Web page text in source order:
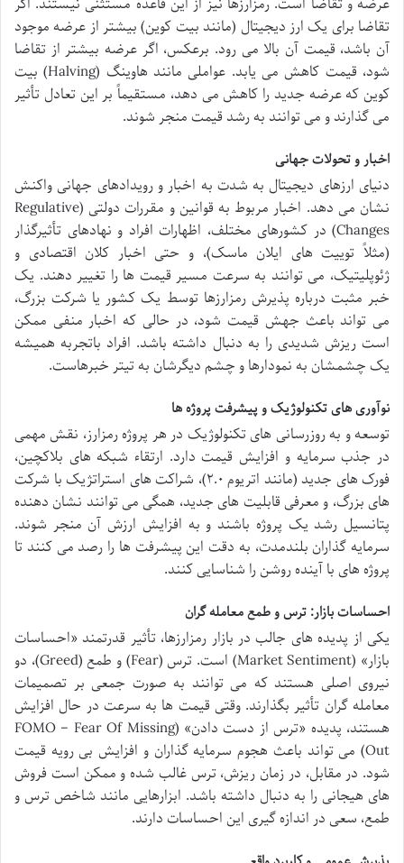
تقاضا برای یک ارز دیجیتال (مانند بیت کوین) بیشتر از عرضه موجود
آن باشد، قیمت آن بالا می رود. برعکس، اگر عرضه بیشتر از تقاضا
شود، قیمت کاهش می یابد. عواملی مانند هاوینگ (Halving) بیت
کوین که عرضه جدید را کاهش می دهد، مستقیماً بر این تعادل تأثیر
می گذارند و می توانند به رشد قیمت منجر شوند.
اخبار و تحولات جهانی
دنیای ارزهای دیجیتال به شدت به اخبار و رویدادهای جهانی واکنش
نشان می دهد. اخبار مربوط به قوانین و مقررات دولتی (Regulative
Changes) در کشورهای مختلف، اظهارات افراد و نهادهای تأثیرگذار
(مثلاً توییت های ایلان ماسک)، و حتی اخبار کلان اقتصادی و
ژئوپلیتیک، می توانند به سرعت مسیر قیمت ها را تغییر دهند. یک
خبر مثبت درباره پذیرش رمزارزها توسط یک کشور یا شرکت بزرگ،
می تواند باعث جهش قیمت شود، در حالی که اخبار منفی ممکن
است ریزش شدیدی را به دنبال داشته باشد. افراد باتجربه همیشه
یک چشمشان به نمودارها و چشم دیگرشان به تیتر خبرهاست.
نوآوری های تکنولوژیک و پیشرفت پروژه ها
توسعه و به روزرسانی های تکنولوژیک در هر پروژه رمزارز، نقش مهمی
در جذب سرمایه و افزایش قیمت دارد. ارتقاء شبکه های بلاکچین،
فورک های جدید (مانند اتریوم ۲.۰)، شراکت های استراتژیک با شرکت
های بزرگ، و معرفی قابلیت های جدید، همگی می توانند نشان دهنده
پتانسیل رشد یک پروژه باشند و به افزایش ارزش آن منجر شوند.
سرمایه گذاران بلندمدت، به دقت این پیشرفت ها را رصد می کنند تا
پروژه های با آینده روشن را شناسایی کنند.
احساسات بازار: ترس و طمع معامله گران
یکی از پدیده های جالب در بازار رمزارزها، تأثیر قدرتمند «احساسات
بازار» (Market Sentiment) است. ترس (Fear) و طمع (Greed)، دو
نیروی اصلی هستند که می توانند به صورت جمعی بر تصمیمات
معامله گران تأثیر بگذارند. وقتی قیمت ها به سرعت در حال افزایش
هستند، پدیده «ترس از دست دادن» (FOMO – Fear Of Missing
Out) می تواند باعث هجوم سرمایه گذاران و افزایش بی رویه قیمت
شود. در مقابل، در زمان ریزش، ترس غالب شده و ممکن است فروش
های هیجانی را به دنبال داشته باشد. ابزارهایی مانند شاخص ترس و
طمع، سعی در اندازه گیری این احساسات دارند.